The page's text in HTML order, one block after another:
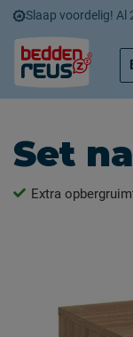
Slaap voordelig! Al
Set
Extra